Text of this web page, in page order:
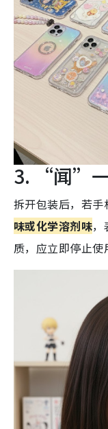
3. “闻”
拆开包装后，若手
味或化学溶剂味，
质，应立即停止使